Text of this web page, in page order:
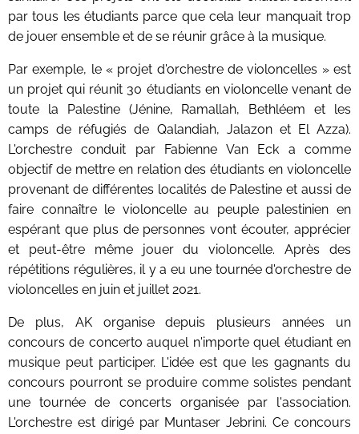
par tous les étudiants parce que cela leur manquait trop
de jouer ensemble et de se réunir grâce à la musique.
Par exemple, le « projet d'orchestre de violoncelles » est
un projet qui réunit 30 étudiants en violoncelle venant de
toute la Palestine (Jénine, Ramallah, Bethléem et les
camps de réfugiés de Qalandiah, Jalazon et El Azza).
L'orchestre conduit par Fabienne Van Eck a comme
objectif de mettre en relation des étudiants en violoncelle
provenant de différentes localités de Palestine et aussi de
faire connaître le violoncelle au peuple palestinien en
espérant que plus de personnes vont écouter, apprécier
et peut-être même jouer du violoncelle. Après des
répétitions régulières, il y a eu une tournée d'orchestre de
violoncelles en juin et juillet 2021.
De plus, AK organise depuis plusieurs années un
concours de concerto auquel n'importe quel étudiant en
musique peut participer. L'idée est que les gagnants du
concours pourront se produire comme solistes pendant
une tournée de concerts organisée par l'association.
L'orchestre est dirigé par Muntaser Jebrini. Ce concours